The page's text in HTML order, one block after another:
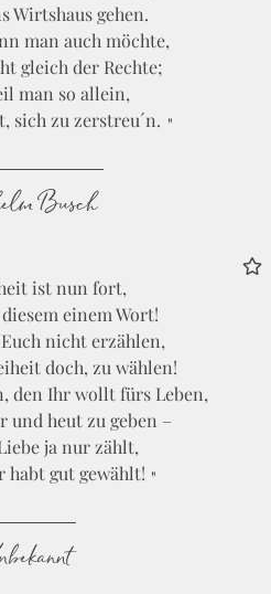
Wirtshaus gehen.
man auch möchte,
gleich der Rechte;
man so allein,
sich zu zerstreu´n.
Busch
ist nun fort,
einem Wort!
nicht erzählen,
doch, zu wählen!
den Ihr wollt fürs Leben,
und heut zu geben –
ja nur zählt,
habt gut gewählt!